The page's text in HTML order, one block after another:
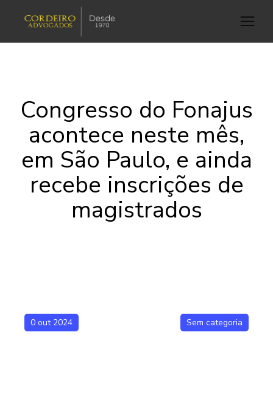
Congresso do Fonajus
acontece neste mês,
em São Paulo, e ainda
recebe inscrições de
magistrados
0 out 2024 Sem categoria